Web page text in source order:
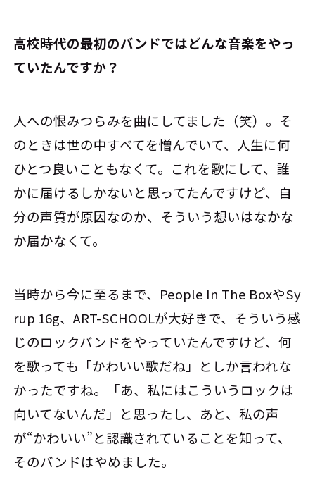
――高校時代の最初のバンドではどんな音楽をやっ
ていたんですか？
人への恨みつらみを曲にしてました（笑）。そ
のときは世の中すべてを憎んでいて、人生に何
ひとつ良いこともなくて。これを歌にして、誰
かに届けるしかないと思ってたんですけど、自
分の声質が原因なのか、そういう想いはなかな
か届かなくて。
当時から今に至るまで、People In The BoxやSy
rup 16g、ART-SCHOOLが大好きで、そういう感
じのロックバンドをやっていたんですけど、何
を歌っても「かわいい歌だね」としか言われな
かったですね。「あ、私にはこういうロックは
向いてないんだ」と思ったし、あと、私の声
が“かわいい”と認識されていることを知って、
そのバンドはやめました。